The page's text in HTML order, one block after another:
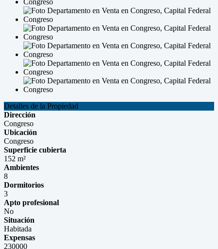
Detalles de la Propiedad
Dirección
Congreso
Ubicación
Congreso
Superficie cubierta
152 m²
Ambientes
8
Dormitorios
3
Apto profesional
No
Situación
Habitada
Expensas
230000